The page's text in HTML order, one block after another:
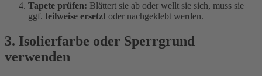
Tapete prüfen: Blättert sie ab oder wellt sie sich, muss sie
ggf. teilweise ersetzt oder nachgeklebt werden.
3. Isolierfarbe oder Sperrgrund
verwenden